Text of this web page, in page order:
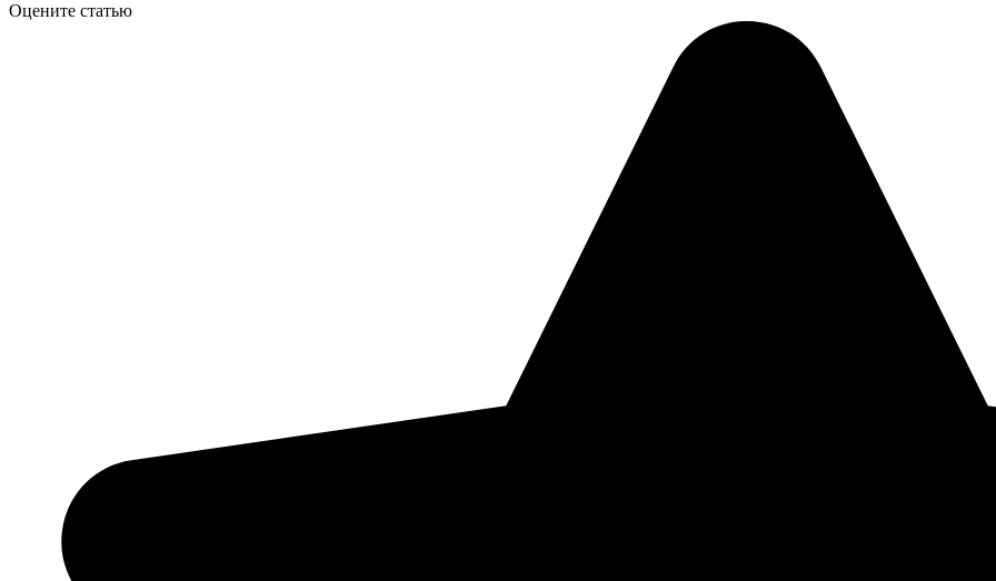
Оцените статью